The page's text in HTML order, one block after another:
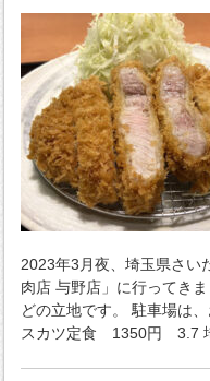
2023年3月夜、埼玉県さい
肉店 与野店」に行ってき
どの立地です。 駐車場は
スカツ定食 1350円 3.7